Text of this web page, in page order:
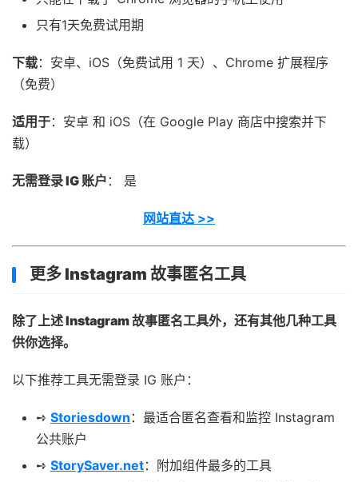
只有1天免费试用期
下载：安卓、iOS（免费试用 1 天）、Chrome 扩展程序
（免费）
适用于：安卓 和 iOS（在 Google Play 商店中搜索并下
载）
无需登录 IG 账户 ： 是
网站直达 >>
更多 Instagram 故事匿名工具
除了上述 Instagram 故事匿名工具外，还有其他几种工具
供你选择。
以下推荐工具无需登录 IG 账户：
➺ Storiesdown ：最适合匿名查看和监控 Instagram
公共账户
➺ StorySaver.net：附加组件最多的工具